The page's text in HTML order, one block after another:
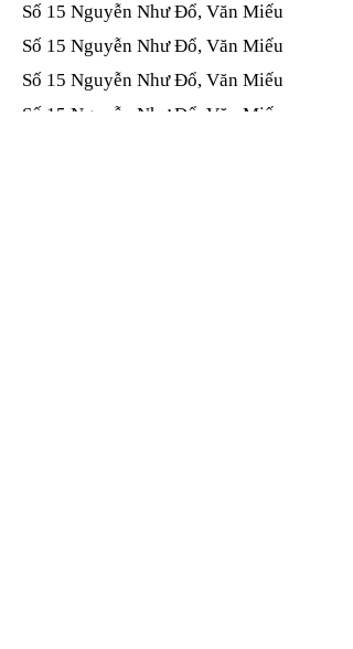
Số 15 Nguyễn Như Đổ, Văn Miếu​​​​
Số 15 Nguyễn Như Đổ, Văn Miếu​​​​
Số 15 Nguyễn Như Đổ, Văn Miếu​​​​
Số 15 Nguyễn Như Đổ, Văn Miếu​​​​